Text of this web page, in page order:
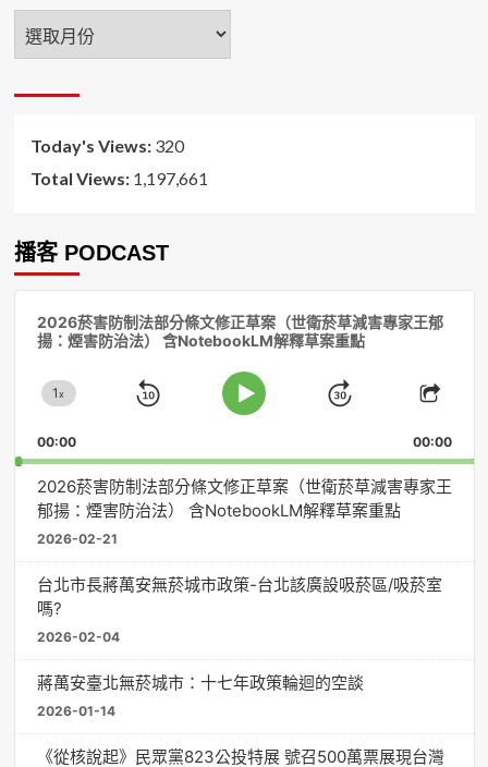
年
月
序
Today's Views: 320
Total Views: 1,197,661
播客 PODCAST
2026菸害防制法部分條文修正草案（世衛菸草減害專家王郁
揚：煙害防治法） 含NotebookLM解釋草案重點
Change
Rate
1x
Skip
Play
Jump
Forward
Share
00:00 00:00
2026菸害防制法部分條文修正草案（世衛菸草減害專家王
郁揚：煙害防治法） 含NotebookLM解釋草案重點
2026-02-21
台北市長蔣萬安無菸城市政策-台北該廣設吸菸區/吸菸室
嗎?
2026-02-04
蔣萬安臺北無菸城市：十七年政策輪迴的空談
2026-01-14
《從核說起》民眾黨823公投特展 號召500萬票展現台灣